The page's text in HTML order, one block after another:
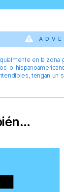
en la
o
tengan un